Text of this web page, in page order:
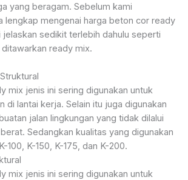
yang beragam. Sebelum kami
lengkap mengenai harga beton cor ready
jelaskan sedikit terlebih dahulu seperti
ready mix.
mix jenis ini sering digunakan untuk
di lantai kerja. Selain itu juga digunakan
jalan lingkungan yang tidak dilalui
Sedangkan kualitas yang digunakan
100, K-150, K-175, dan K-200.
mix jenis ini sering digunakan untuk